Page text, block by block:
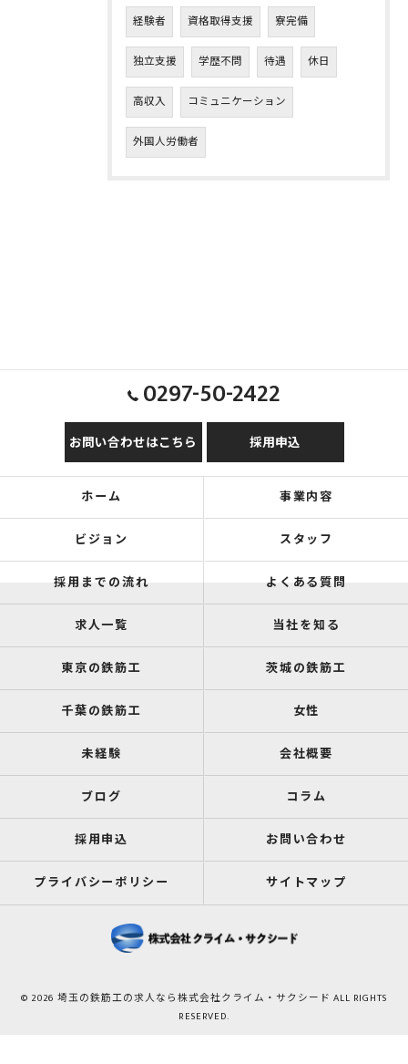
経験者 資格取得支援 寮完備
独立支援 学歴不問 待遇 休日
高収入 コミュニケーション
外国人労働者
0297-50-2422
お問い合わせはこちら 採用申込
ホーム 事業内容
ビジョン スタッフ
採用までの流れ よくある質問
求人一覧 当社を知る
東京の鉄筋工 茨城の鉄筋工
千葉の鉄筋工 女性
未経験 会社概要
ブログ コラム
採用申込 お問い合わせ
プライバシーポリシー サイトマップ
© 2026 埼玉の鉄筋工の求人なら株式会社クライム・サクシード ALL RIGHTS
RESERVED.